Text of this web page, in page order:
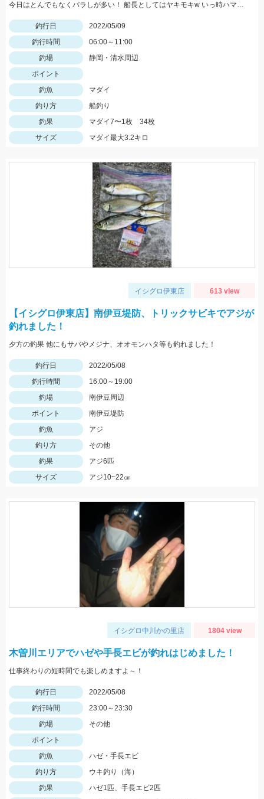
今日はとんでもなくバラしが多い！ 船長としてはヤキモキw いっ時ハマった流しでバタバタタイム バラし20回以上！
釣行日
2022/05/09
釣行時間
06:00～11:00
釣場
静岡・清水周辺
ポイント
釣魚
マダイ
釣り方
船釣り
釣果
マダイ7〜1枚 34枚
サイズ
マダイ最大3.2キロ
イシグロ伊東店 613 view
【イシグロ伊東店】南伊豆堤防、トリックサビキでアジが
釣れました！
夕方の釣果 他にもサバやメジナ、オオモンハタ等も釣れました！
釣行日
2022/05/08
釣行時間
16:00～19:00
釣場
南伊豆周辺
ポイント
南伊豆堤防
釣魚
アジ
釣り方
その他
釣果
アジ6匹
サイズ
アジ10~22㎝
イシグロ中川かの里店 1804 view
木曽川エリアでハゼや手長エビが釣れはじめました！
仕事終わりの短時間でも楽しめますよ～！
釣行日
2022/05/08
釣行時間
23:00～23:30
釣場
その他
ポイント
釣魚
ハゼ・手長エビ
釣り方
ウキ釣り（海）
釣果
ハゼ1匹、手長エビ2匹